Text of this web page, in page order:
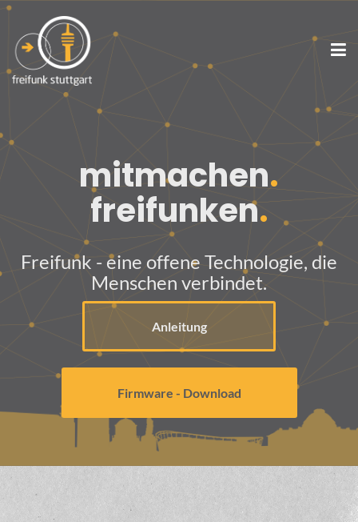
mitmachen.
freifunken.
Freifunk - eine offene Technologie, die
Menschen verbindet.
Anleitung
Firmware - Download
Player